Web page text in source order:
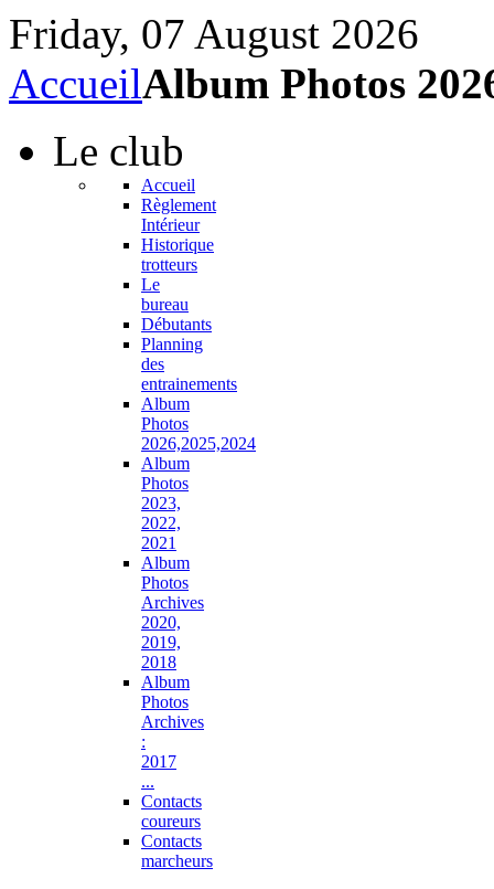
Friday, 07 August 2026
AccueilAlbum Photos
Le club
Accueil
Règlement
Intérieur
Historique
trotteurs
Le
bureau
Débutants
Planning
des
entrainements
Album
Photos
2026,2025,2024
Album
Photos
2023,
2022,
2021
Album
Photos
Archives
2020,
2019,
2018
Album
Photos
Archives
:
2017
...
Contacts
coureurs
Contacts
marcheurs